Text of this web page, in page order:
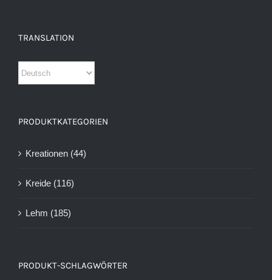
TRANSLATION
PRODUKTKATEGORIEN
Kreationen (44)
Kreide (116)
Lehm (185)
PRODUKT-SCHLAGWÖRTER